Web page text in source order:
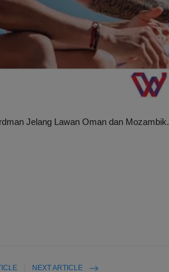
Jelang Lawan Oman dan Mozambik.
NEXT ARTICLE